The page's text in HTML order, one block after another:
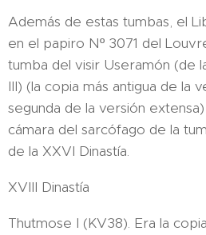
Además de estas tumbas, el
en el papiro Nº 3071 del
tumba del visir Useramón (de
III) (la copia más antigua de la
segunda de la versión
cámara del sarcófago de la
de la XXVI Dinastía.
XVIII Dinastía
Thutmose I (KV38). Era la